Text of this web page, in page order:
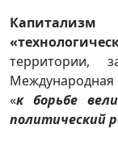
территории,
«к борьбе
политический